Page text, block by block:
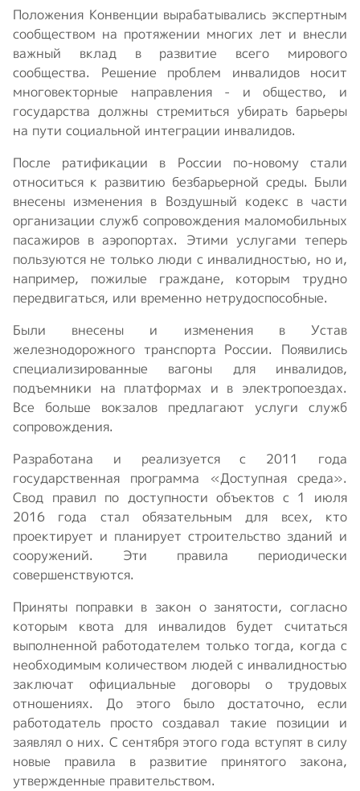
Положения Конвенции вырабатывались экспертным
сообществом на протяжении многих лет и внесли
важный вклад в развитие всего мирового
сообщества. Решение проблем инвалидов носит
многовекторные направления - и общество, и
государства должны стремиться убирать барьеры
на пути социальной интеграции инвалидов.
После ратификации в России по-новому стали
относиться к развитию безбарьерной среды. Были
внесены изменения в Воздушный кодекс в части
организации служб сопровождения маломобильных
пасажиров в аэропортах. Этими услугами теперь
пользуются не только люди с инвалидностью, но и,
например, пожилые граждане, которым трудно
передвигаться, или временно нетрудоспособные.
Были внесены и изменения в Устав
железнодорожного транспорта России. Появились
специализированные вагоны для инвалидов,
подъемники на платформах и в электропоездах.
Все больше вокзалов предлагают услуги служб
сопровождения.
Разработана и реализуется с 2011 года
государственная программа «Доступная среда».
Свод правил по доступности объектов с 1 июля
2016 года стал обязательным для всех, кто
проектирует и планирует строительство зданий и
сооружений. Эти правила периодически
совершенствуются.
Приняты поправки в закон о занятости, согласно
которым квота для инвалидов будет считаться
выполненной работодателем только тогда, когда с
необходимым количеством людей с инвалидностью
заключат официальные договоры о трудовых
отношениях. До этого было достаточно, если
работодатель просто создавал такие позиции и
заявлял о них. С сентября этого года вступят в силу
новые правила в развитие принятого закона,
утвержденные правительством.